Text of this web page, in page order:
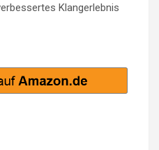
Klangerlebnis